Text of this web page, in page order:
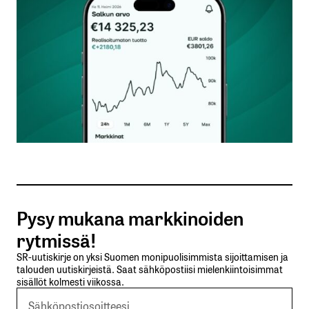
Nimesi tai nimimerkkisi
Sähköpostiosoitteesi
Tilaa SalkunRakentajan uutiskirje
Lähetä kommentti
Pysy mukana markkinoiden
rytmissä!
SR-uutiskirje on yksi Suomen monipuolisimmista sijoittamisen ja
talouden uutiskirjeistä. Saat sähköpostiisi mielenkiintoisimmat
sisällöt kolmesti viikossa.